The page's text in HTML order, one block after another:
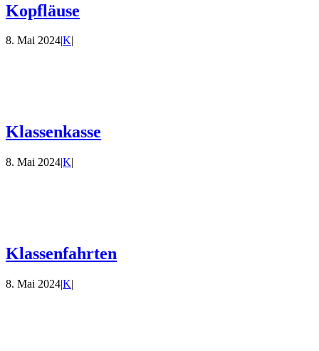
Kopfläuse
8. Mai 2024|K|
Klassenkasse
8. Mai 2024|K|
Klassenfahrten
8. Mai 2024|K|